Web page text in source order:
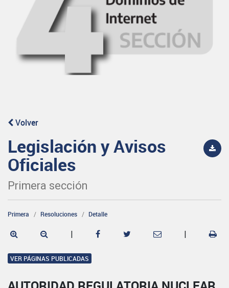
Volver
Legislación y Avisos
Oficiales
Primera sección
Primera Resoluciones Detalle
| |
VER PÁGINAS PUBLICADAS